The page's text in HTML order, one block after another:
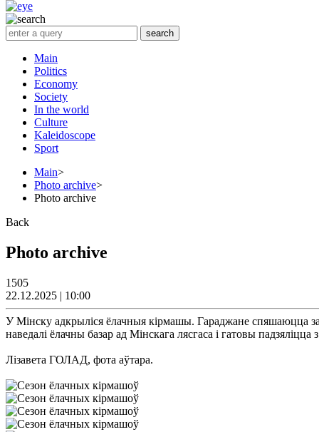
Main
Politics
Economy
Society
In the world
Culture
Kaleidoscope
Sport
Main>
Photo archive>
Photo archive
Back
Photo archive
1505
22.12.2025 | 10:00
У Мінску адкрыліся ёлачныя кірмашы. Гараджане спяшаюцца за
наведалі ёлачны базар ад Мінскага лясгаса і гатовы падзяліцца
Лізавета ГОЛАД, фота аўтара.